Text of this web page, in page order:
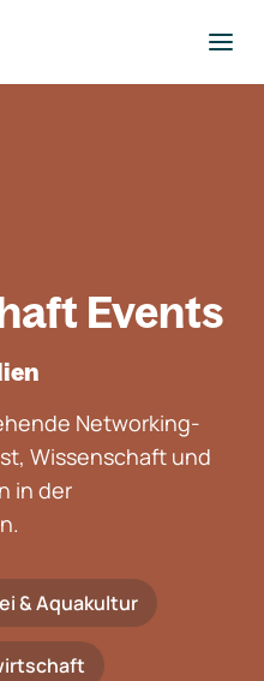
Events
Networking-
Wissenschaft und
in der
& Aquakultur